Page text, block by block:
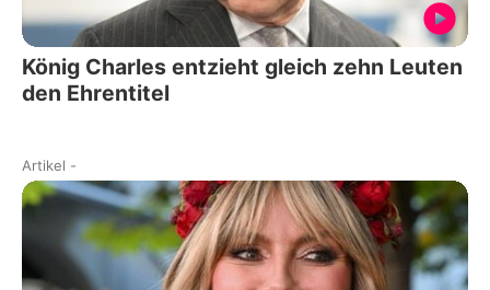
König Charles entzieht gleich zehn Leuten
den Ehrentitel
Artikel -